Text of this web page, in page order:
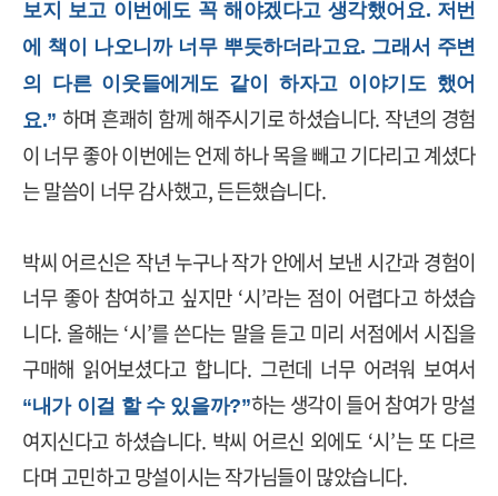
보지 보고 이번에도 꼭 해야겠다고 생각했어요. 저번
에 책이 나오니까 너무 뿌듯하더라고요. 그래서 주변
의 다른 이웃들에게도 같이 하자고 이야기도 했어
요.” 하며 흔쾌히 함께 해주시기로 하셨습니다. 작년의 경험
이 너무 좋아 이번에는 언제 하나 목을 빼고 기다리고 계셨다
는 말씀이 너무 감사했고,든든했습니다.
박씨 어르신은 작년 누구나 작가 안에서 보낸 시간과 경험이
너무 좋아 참여하고 싶지만 ‘시’라는 점이 어렵다고 하셨습
니다. 올해는‘시’를 쓴다는 말을 듣고 미리 서점에서 시집을
구매해 읽어보셨다고 합니다. 그런데 너무 어려워 보여서
“내가 이걸 할 수 있을까?”하는 생각이 들어 참여가 망설
여지신다고 하셨습니다. 박씨 어르신 외에도 ‘시’는 또 다르
다며 고민하고 망설이시는 작가님들이 많았습니다.